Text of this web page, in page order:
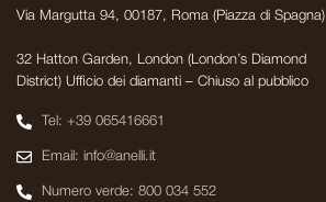
Via Margutta 94, 00187, Roma (Piazza di Spagna)
32 Hatton Garden, London (London’s Diamond
District) Ufficio dei diamanti – Chiuso al pubblico
Tel: +39 065416661
Email: info@anelli.it
Numero verde: 800 034 552